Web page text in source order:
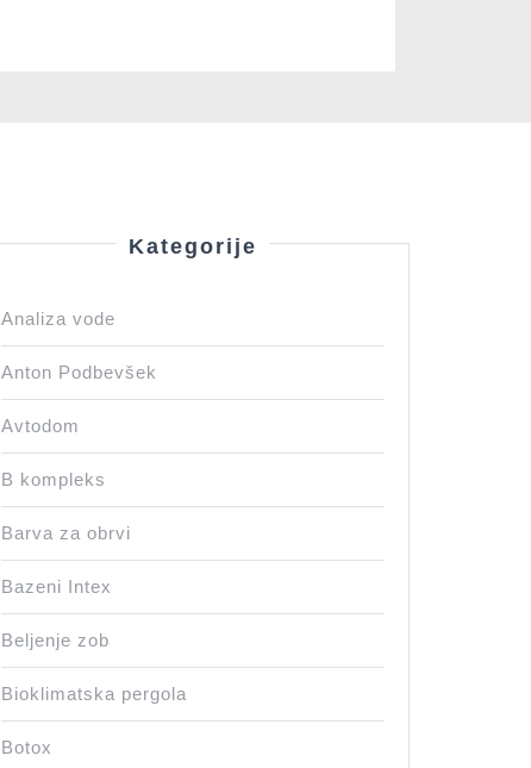
Kategorije
Analiza vode
Anton Podbevšek
Avtodom
B kompleks
Barva za obrvi
Bazeni Intex
Beljenje zob
Bioklimatska pergola
Botox